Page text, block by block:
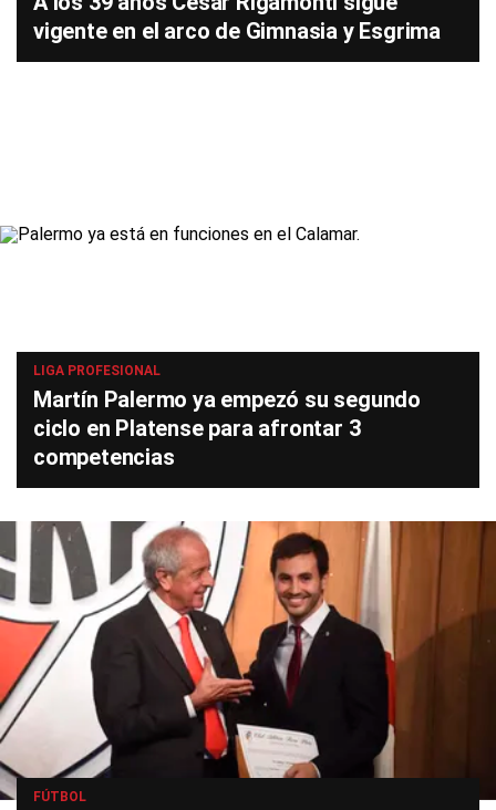
vigente en el arco de Gimnasia y Esgrima
LIGA PROFESIONAL
Martín Palermo ya empezó su segundo
ciclo en Platense para afrontar 3
competencias
FÚTBOL